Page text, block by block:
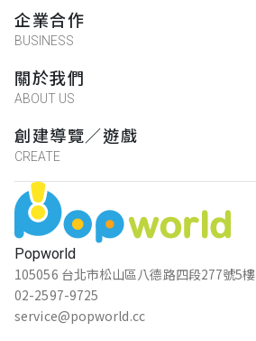
Popworld
105056 台北市松山區八德路四段277號5樓
02-2597-9725
service@popworld.cc
企業合作
BUSINESS
關於我們
ABOUT US
創建導覽／遊戲
CREATE